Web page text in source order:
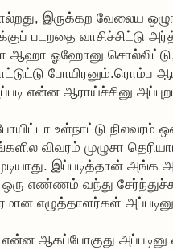
இருக்கற வேலைய
படறதை வாசிச்சிட்டு
ஆஹா ஓஹோனு
போயிரனும்.ரொம்ப
என்ன ஆராய்ச்சினு
உள்நாட்டு நிலவரம்
விவரம் முழுசா
முடியாது. இப்படித்தான் அங்க
எண்ணம் வந்து
எழுத்தாளர்கள்
ஆகப்போகுது அப்படினு